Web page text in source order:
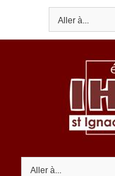
contenu
Aller à...
Aller à...